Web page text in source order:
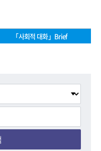
「사회적 대화」Brief